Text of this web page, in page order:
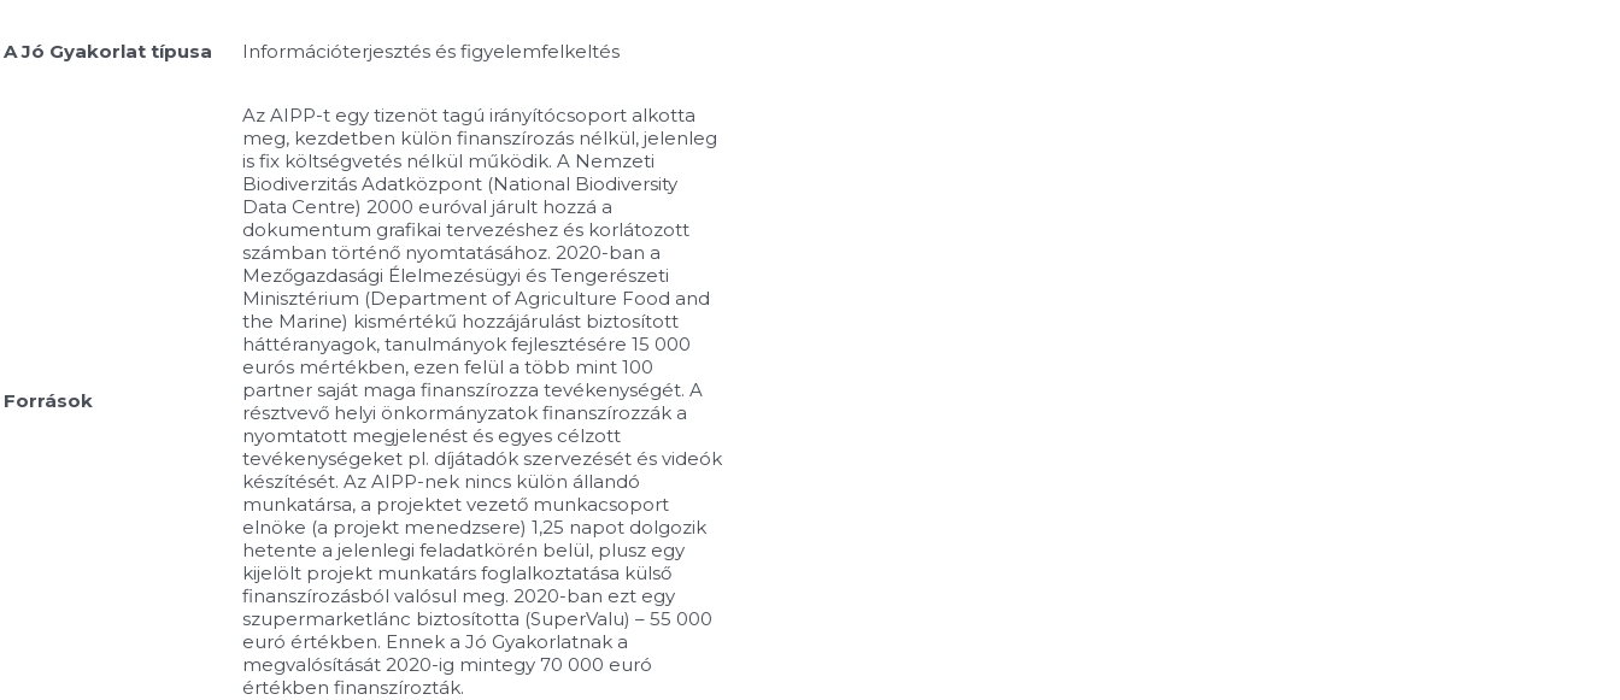
A Jó Gyakorlat típusa Információterjesztés és figyelemfelkeltés
Források
Az AIPP-t egy tizenöt tagú irányítócsoport alkotta
meg, kezdetben külön finanszírozás nélkül, jelenleg
is fix költségvetés nélkül működik. A Nemzeti
Biodiverzitás Adatközpont (National Biodiversity
Data Centre) 2000 euróval járult hozzá a
dokumentum grafikai tervezéshez és korlátozott
számban történő nyomtatásához. 2020-ban a
Mezőgazdasági Élelmezésügyi és Tengerészeti
Minisztérium (Department of Agriculture Food and
the Marine) kismértékű hozzájárulást biztosított
háttéranyagok, tanulmányok fejlesztésére 15 000
eurós mértékben, ezen felül a több mint 100
partner saját maga finanszírozza tevékenységét. A
résztvevő helyi önkormányzatok finanszírozzák a
nyomtatott megjelenést és egyes célzott
tevékenységeket pl. díjátadók szervezését és videók
készítését. Az AIPP-nek nincs külön állandó
munkatársa, a projektet vezető munkacsoport
elnöke (a projekt menedzsere) 1,25 napot dolgozik
hetente a jelenlegi feladatkörén belül, plusz egy
kijelölt projekt munkatárs foglalkoztatása külső
finanszírozásból valósul meg. 2020-ban ezt egy
szupermarketlánc biztosította (SuperValu) – 55 000
euró értékben. Ennek a Jó Gyakorlatnak a
megvalósítását 2020-ig mintegy 70 000 euró
értékben finanszírozták.